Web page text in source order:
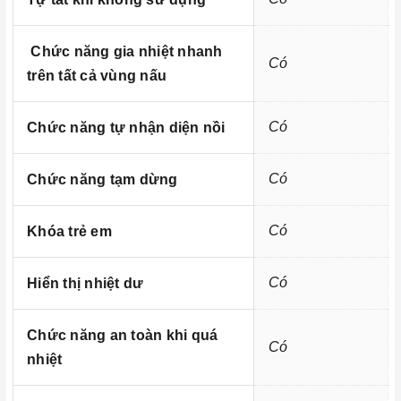
Homebest Care
Trung tâm bảo trì - sửa chữa thiết bị nhà bếp
cao cấp tại Miền Nam
Chức năng gia nhiệt nhanh
trên tất cả vùng nấu
Có
Chức năng tự nhận diện nồi Có
Chức năng tạm dừng Có
Khóa trẻ em Có
Hiển thị nhiệt dư Có
Chức năng an toàn khi quá
nhiệt
Có